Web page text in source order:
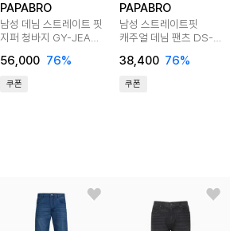
PAPABRO
남성 데님 스트레이트 핏
지퍼 청바지 GY-JEA-
56,000 76%
쿠폰
PAPABRO
남성 스트레이트핏
캐주얼 데님 팬츠 DS-
38,400 76%
쿠폰